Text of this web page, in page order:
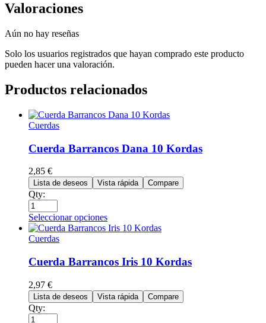
Valoraciones
Aún no hay reseñas
Solo los usuarios registrados que hayan comprado este producto
pueden hacer una valoración.
Productos relacionados
Cuerdas
Cuerda Barrancos Dana 10 Kordas
2,85 €
Lista de deseos Vista rápida Compare
Qty:
Seleccionar opciones
Cuerdas
Cuerda Barrancos Iris 10 Kordas
2,97 €
Lista de deseos Vista rápida Compare
Qty: